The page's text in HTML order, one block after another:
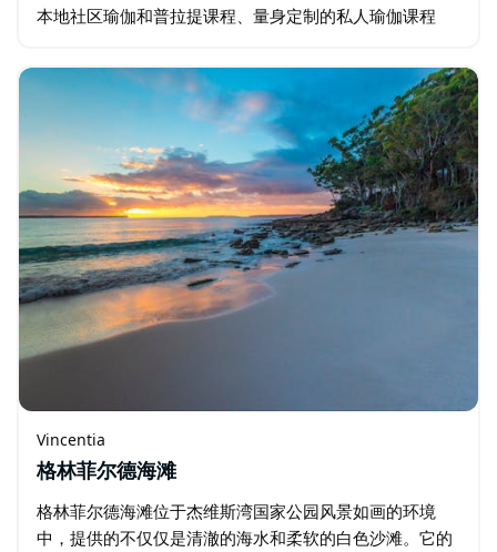
本地社区瑜伽和普拉提课程、量身定制的私人瑜伽课程
维斯湾 …
Vincentia
格林菲尔德海滩
格林菲尔德海滩位于杰维斯湾国家公园风景如画的环境
中，提供的不仅仅是清澈的海水和柔软的白色沙滩。它的